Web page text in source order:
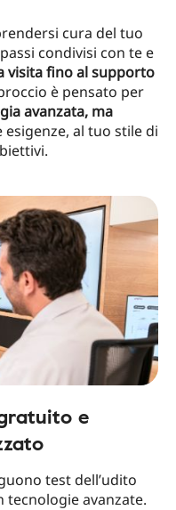
cura del tuo
condivisi con te e
visita fino al supporto
è pensato per
avanzata, ma
al tuo stile di
e
test dell’udito
tecnologie avanzate.